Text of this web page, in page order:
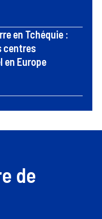
en Tchéquie :
centres
Europe
de